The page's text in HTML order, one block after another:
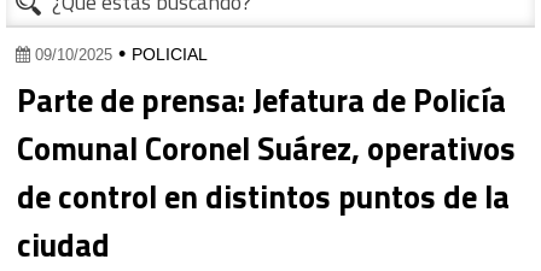
09/10/2025• POLICIAL
Parte de prensa: Jefatura de Policía
Comunal Coronel Suárez, operativos
de control en distintos puntos de la
ciudad